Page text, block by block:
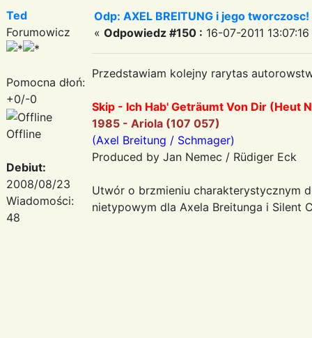
Ted
Forumowicz
Pomocna dłoń:
+0/-0
Offline
Debiut:
2008/08/23
Wiadomości:
48
Odp: AXEL BREITUNG i jego
« Odpowiedz #150 : 16-07-2011
Przedstawiam kolejny rarytas
Skip - Ich Hab' Geträumt Von Dir (Heut
1985 - Ariola (107 057)
(Axel Breitung / Schmager)
Produced by Jan Nemec / Rüdiger Eck
Utwór o brzmieniu charakterystycznym
nietypowym dla Axela Breitunga i Silent